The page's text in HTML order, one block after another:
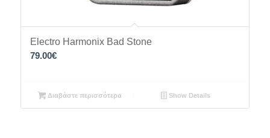
Electro Harmonix Bad Stone
79.00€
Διαβάστε περισσότερα Show Details